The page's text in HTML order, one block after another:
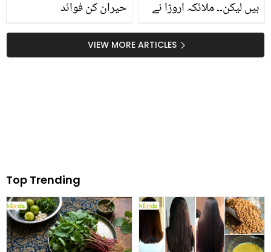
حیران کن فوائد
ہیں لیکن۔۔ ملائکہ اروڑا نے
کیا کہانی سنا دی؟ VIEW MORE ARTICLES
Top Trending